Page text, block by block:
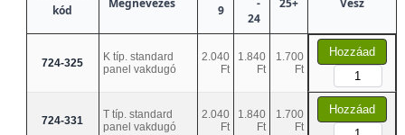
kód
Megnevezés
9
-
24
25+ Vesz
724-325
K típ. standard
panel vakdugó
2.040
Ft
1.840
Ft
1.700
Ft
Hozzáad
724-331
T típ. standard
panel vakdugó
2.040
Ft
1.840
Ft
1.700
Ft
Hozzáad